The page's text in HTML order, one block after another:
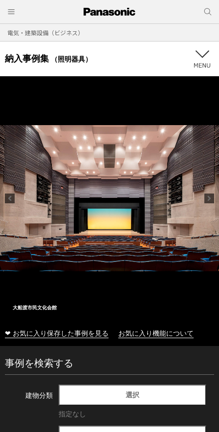
電気・建築設備（ビジネス）
納入事例集 （照明器具）
大船渡市民文化会館
❤ お気に入り保存した事例を見る お気に入り機能について
事例を検索する
建物分類 選択
指定なし